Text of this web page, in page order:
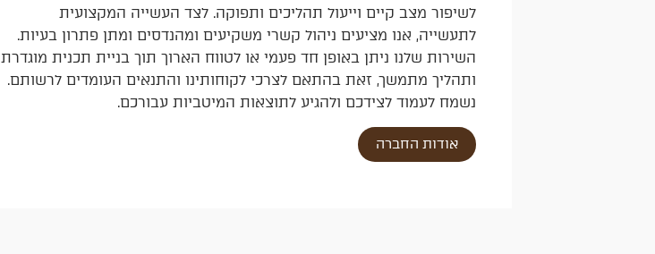
לשיפור מצב קיים וייעול תהליכים ותפוקה. לצד העשייה המקצועית
לתעשייה, אנו מציעים ניהול קשרי משקיעים ומהנדסים ומתן פתרון בעיות.
השירות שלנו ניתן באופן חד פעמי או לטווח הארוך תוך בניית תכנית מוגדרת
ותהליך מתמשך, זאת בהתאם לצרכי לקוחותינו והתנאים העומדים לרשותם.
נשמח לעמוד לצידכם ולהגיע לתוצאות המיטביות עבורכם.
אודות החברה